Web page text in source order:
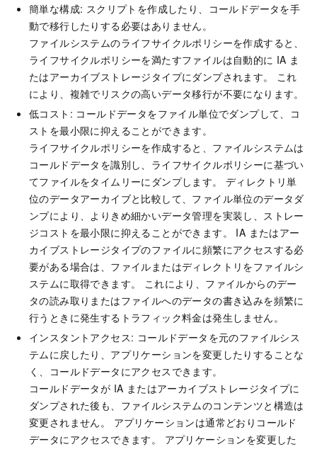
簡単な構成: スクリプトを作成したり、コールドデータを手
動で移行したりする必要はありません。
ファイルシステムのライフサイクルポリシーを作成すると、
ライフサイクルポリシーを満たすファイルは自動的に IA ま
たはアーカイブストレージタイプにダンプされます。 これ
により、複雑でリスクの高いデータ移行が不要になります。
低コスト: コールドデータをファイル単位でダンプして、コ
ストを最小限に抑えることができます。
ライフサイクルポリシーを作成すると、ファイルシステムは
コールドデータを識別し、ライフサイクルポリシーに基づい
てファイルをタイムリーにダンプします。 ディレクトリ単
位のデータアーカイブと比較して、ファイル単位のデータダ
ンプにより、よりきめ細かいデータ管理を実装し、ストレー
ジコストを最小限に抑えることができます。 IA またはアー
カイブストレージタイプのファイルに頻繁にアクセスする必
要がある場合は、ファイルまたはディレクトリをファイルシ
ステムに取得できます。 これにより、ファイルからのデー
タの読み取りまたはファイルへのデータの書き込みを頻繁に
行うときに発生するトラフィック料金は発生しません。
インスタントアクセス: コールドデータを元のファイルシス
テムに戻したり、アプリケーションを変更したりすることな
く、コールドデータにアクセスできます。
コールドデータが IA またはアーカイブストレージタイプに
ダンプされた後も、ファイルシステムのコンテンツと構造は
変更されません。 アプリケーションは通常どおりコールド
データにアクセスできます。 アプリケーションを変更した